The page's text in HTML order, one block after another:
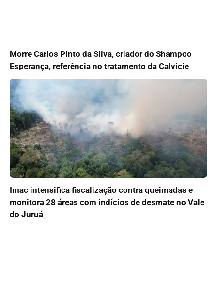
Morre Carlos Pinto da Silva, criador do Shampoo
Esperança, referência no tratamento da Calvicie
Imac intensifica fiscalização contra queimadas e
monitora 28 áreas com indícios de desmate no Vale
do Juruá